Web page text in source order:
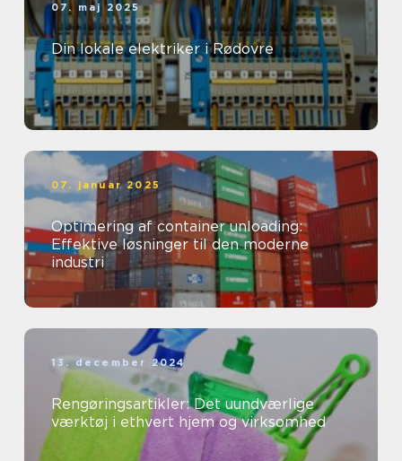
07. maj 2025
Din lokale elektriker i Rødovre
07. januar 2025
Optimering af container unloading:
Effektive løsninger til den moderne
industri
13. december 2024
Rengøringsartikler: Det uundværlige
værktøj i ethvert hjem og virksomhed